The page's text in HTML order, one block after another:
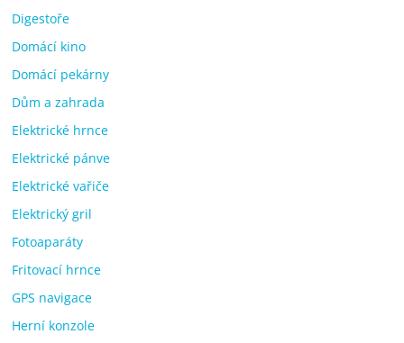
Digestoře
Domácí kino
Domácí pekárny
Dům a zahrada
Elektrické hrnce
Elektrické pánve
Elektrické vařiče
Elektrický gril
Fotoaparáty
Fritovací hrnce
GPS navigace
Herní konzole